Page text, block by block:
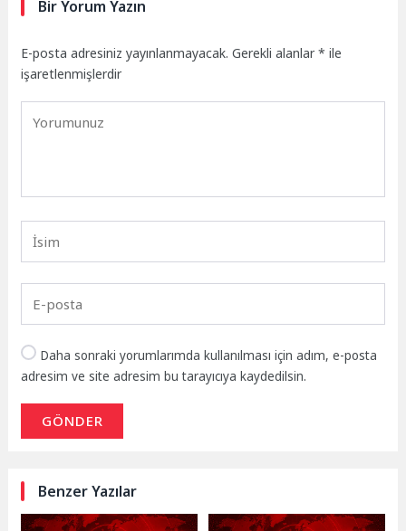
Bir Yorum Yazın
E-posta adresiniz yayınlanmayacak. Gerekli alanlar* ile
işaretlenmişlerdir
Daha sonraki yorumlarımda kullanılması için adım, e-posta
adresim ve site adresim bu tarayıcıya kaydedilsin.
GÖNDER
Benzer Yazılar